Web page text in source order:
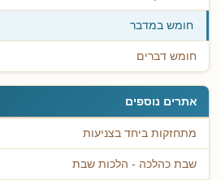
חומש במדבר
חומש דברים
אתרים נוספים
מתחזקות ביחד בצניעות
שבת כהלכה - הלכות שבת